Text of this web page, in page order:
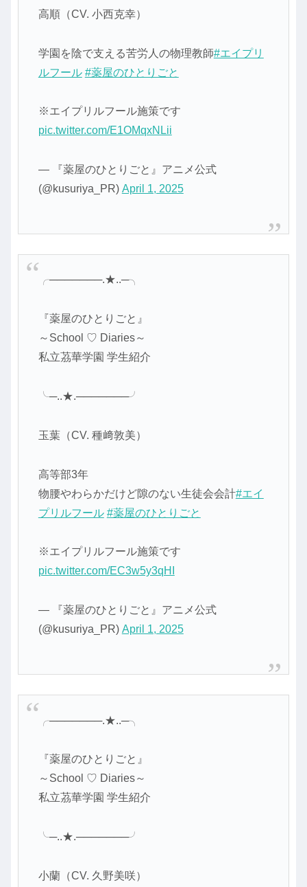
高順（CV. 小西克幸）
学園を陰で支える苦労人の物理教師#エイプリ
ルフール #薬屋のひとりごと
※エイプリルフール施策です
pic.twitter.com/E1OMqxNLii
— 『薬屋のひとりごと』アニメ公式
(@kusuriya_PR) April 1, 2025
╭───────.★..─╮
『薬屋のひとりごと』
～School ♡ Diaries～
私立茘華学園 学生紹介
╰─..★.───────╯
玉葉（CV. 種﨑敦美）
高等部3年
物腰やわらかだけど隙のない生徒会会計#エイ
プリルフール #薬屋のひとりごと
※エイプリルフール施策です
pic.twitter.com/EC3w5y3qHI
— 『薬屋のひとりごと』アニメ公式
(@kusuriya_PR) April 1, 2025
╭───────.★..─╮
『薬屋のひとりごと』
～School ♡ Diaries～
私立茘華学園 学生紹介
╰─..★.───────╯
小蘭（CV. 久野美咲）